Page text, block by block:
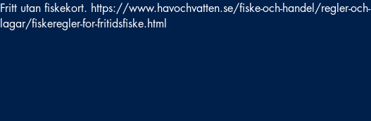
Fritt utan fiskekort. https://www.havochvatten.se/fiske-och-handel/regler-och-
lagar/fiskeregler-for-fritidsfiske.html